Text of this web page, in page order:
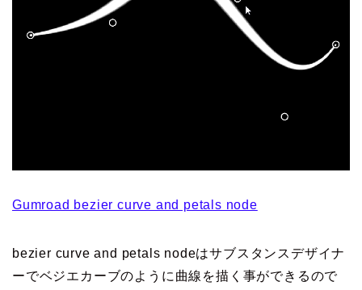
Gumroad bezier curve and petals node
bezier curve and petals nodeはサブスタンスデザイナ
ーでベジエカーブのように曲線を描く事ができるので